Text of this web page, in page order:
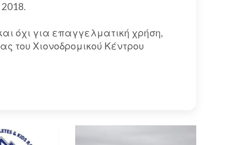
όχι για επαγγελματική χρήση,
του Χιονοδρομικού Κέντρου